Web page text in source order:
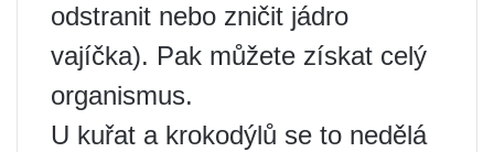
odstranit nebo zničit jádro
vajíčka). Pak můžete získat celý
organismus.
U kuřat a krokodýlů se to nedělá